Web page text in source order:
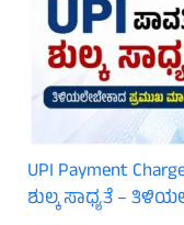
UPI Payment
ಶುಲ್ಕ ಸಾಧ್ಯತೆ –